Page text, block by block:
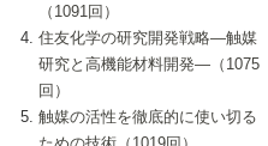
8号 若手研究者による触媒研究の未来展望
2：大学・研究所編
8号 イオン液体の応用
8号 多機能型リアクター
8号 超臨界流体を用いた化学プロセスの新
6号 第94回触媒討論会
7号 サブナノレベルでみた新しい表面現象
8号 オレフィン重合触媒の新たな展
5号 基礎化学品製造の触媒技術
6号 第92回触媒討論会
7号 基礎化学品製造の触媒技術
8号 資源の循環と触媒技術
4号 ナノ材料の調製と機能化
5号 こんな触媒が欲しい
6号 第90回触媒討論会
7号 触媒研究と学術雑誌/情報
8号 若い世代からみた触媒化学の現状と未
3号 生体触媒とバイオプロセス
4号 水素製造・利用の触媒化学
5号 触媒研究における新しい切り口：コン
ビナトリアルケミストリー
6号 第88回触媒討論会特集号
2号 第85回触媒討論会
3号 反応ダイナミクス
5号 触媒のおもしろさをどのように伝える
1号 孔、穴、あな?-特異な空間とその利用-
2号 第83回触媒討論会
3号 均一系触媒反応最前線
4号 実用炭素材料の新展開
▼40巻（1998年）
進展と21世紀への提言/創立40周年記念・触
媒学会この10年の歩みとこれから/創立40周
1号 均一系と不均一系触媒反応-その特徴と
接点
▼38巻（1996年）
1号 触媒の構造と触媒作用/C1化学を中心と
▼37巻（1995年）
（1091回）
住友化学の研究開発戦略―触媒
研究と高機能材料開発―（1075
回）
触媒の活性を徹底的に使い切る